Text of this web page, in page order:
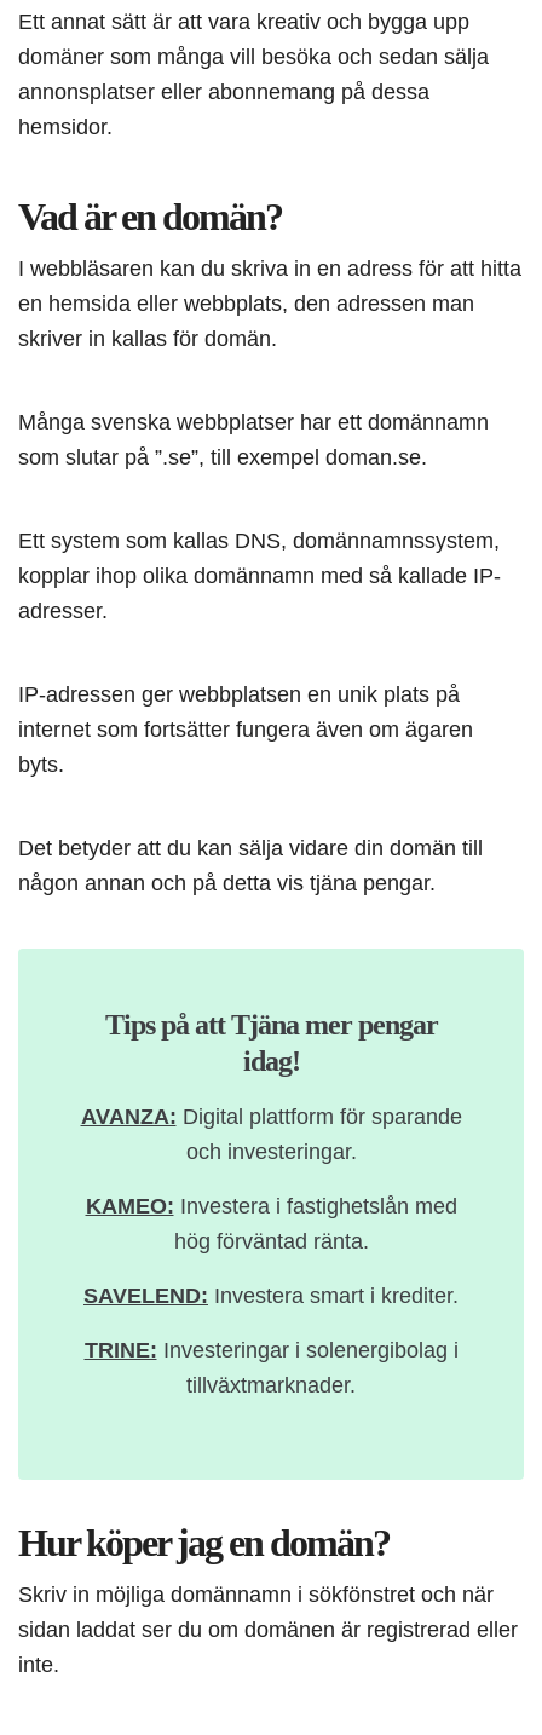
Ett annat sätt är att vara kreativ och bygga upp
domäner som många vill besöka och sedan sälja
annonsplatser eller abonnemang på dessa
hemsidor.
Vad är en domän?
I webbläsaren kan du skriva in en adress för att hitta
en hemsida eller webbplats, den adressen man
skriver in kallas för domän.
Många svenska webbplatser har ett domännamn
som slutar på ”.se”, till exempel doman.se.
Ett system som kallas DNS, domännamnssystem,
kopplar ihop olika domännamn med så kallade IP-
adresser.
IP-adressen ger webbplatsen en unik plats på
internet som fortsätter fungera även om ägaren
byts.
Det betyder att du kan sälja vidare din domän till
någon annan och på detta vis tjäna pengar.
Tips på att Tjäna mer pengar
idag!
AVANZA: Digital plattform för sparande
och investeringar.
KAMEO: Investera i fastighetslån med
hög förväntad ränta.
SAVELEND: Investera smart i krediter.
TRINE: Investeringar i solenergibolag i
tillväxtmarknader.
Hur köper jag en domän?
Skriv in möjliga domännamn i sökfönstret och när
sidan laddat ser du om domänen är registrerad eller
inte.